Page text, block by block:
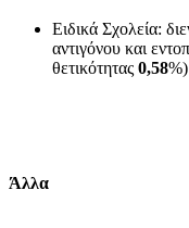
Ειδικά Σχολεία:
αντιγόνου και
θετικότητας 0,58%)
Άλλα